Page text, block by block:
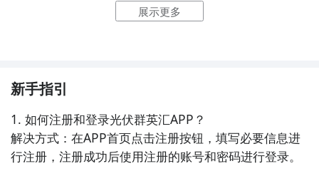
的信息。
4. 《能源前沿资讯》 - 这个APP为用户带来能源行业的
最新动态和前沿技术的资讯。光伏发展作为其中的重要
内容之一，用户可以通过这个APP了解最新的光伏科研
展示更多
新手指引
1. 如何注册和登录光伏群英汇APP？
解决方式：在APP首页点击注册按钮，填写必要信息进
行注册，注册成功后使用注册的账号和密码进行登录。